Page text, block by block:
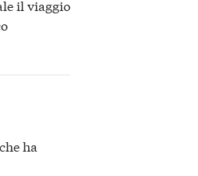
il viaggio
ha